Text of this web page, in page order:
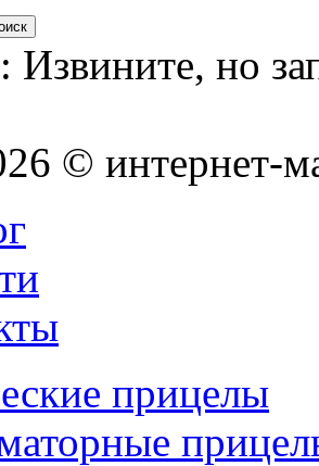
: Извините, но
© интернет-
прицелы